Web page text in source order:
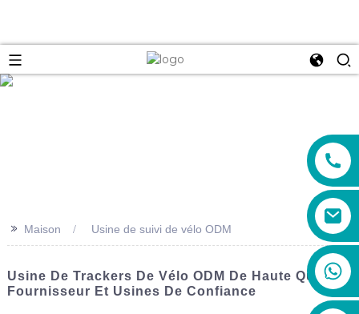
>> Maison Usine de suivi de vélo ODM
Usine De Trackers De Vélo ODM De Haute Qualité |
Fournisseur Et Usines De Confiance